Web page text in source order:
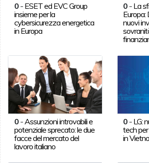
0- ESET ed EVC Group
insieme per la
cybersicurezza energetica
in Europa
0 - La
Europa:
nuovi
0- Assunzioni introvabili e
potenziale sprecato: le due
facce del mercato del
lavoro italiano
0 - LG:
tech
in